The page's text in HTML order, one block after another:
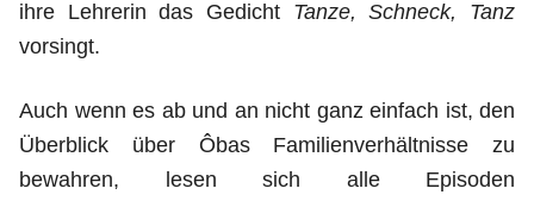
ihre Lehrerin das Gedicht Tanze, Schneck, Tanz
vorsingt.
Auch wenn es ab und an nicht ganz einfach ist, den
Überblick über Ôbas Familienverhältnisse zu
bewahren, lesen sich alle Episoden